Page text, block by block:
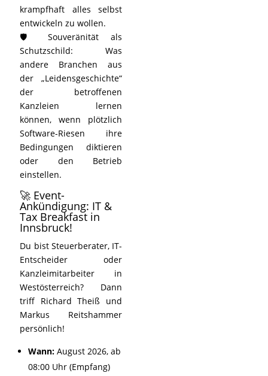
krampfhaft alles selbst
entwickeln zu wollen.
🛡️ Souveränität als
Schutzschild: Was
andere Branchen aus
der „Leidensgeschichte“
der betroffenen
Kanzleien lernen
können, wenn plötzlich
Software-Riesen ihre
Bedingungen diktieren
oder den Betrieb
einstellen.
🚀 Event-
Ankündigung: IT &
Tax Breakfast in
Innsbruck!
Du bist Steuerberater, IT-
Entscheider oder
Kanzleimitarbeiter in
Westösterreich? Dann
triff Richard Theiß und
Markus Reitshammer
persönlich!
Wann: August 2026, ab
08:00 Uhr (Empfang)